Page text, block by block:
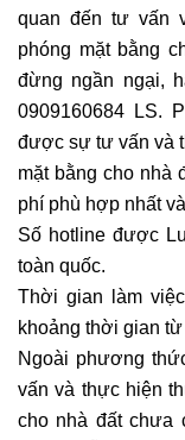
quan đến tư vấn
phóng mặt bằng
đừng ngần ngại,
0909160684 LS.
được sự tư vấn và
mặt bằng cho nhà
phí phù hợp nhất
Số hotline được
toàn quốc.
Thời gian làm
khoảng thời gian
Ngoài phương
vấn và thực hiện
cho nhà đất chưa